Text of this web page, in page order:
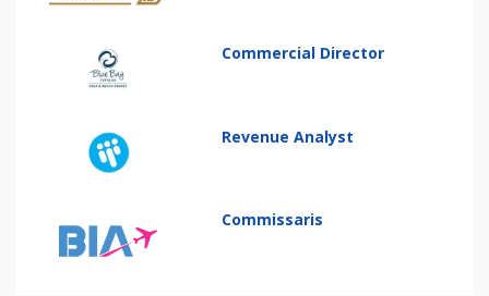
Commercial Director
Revenue Analyst
Commissaris